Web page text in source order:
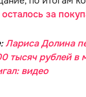
осталось за
Лариса Долина
тысяч рублей в
видео